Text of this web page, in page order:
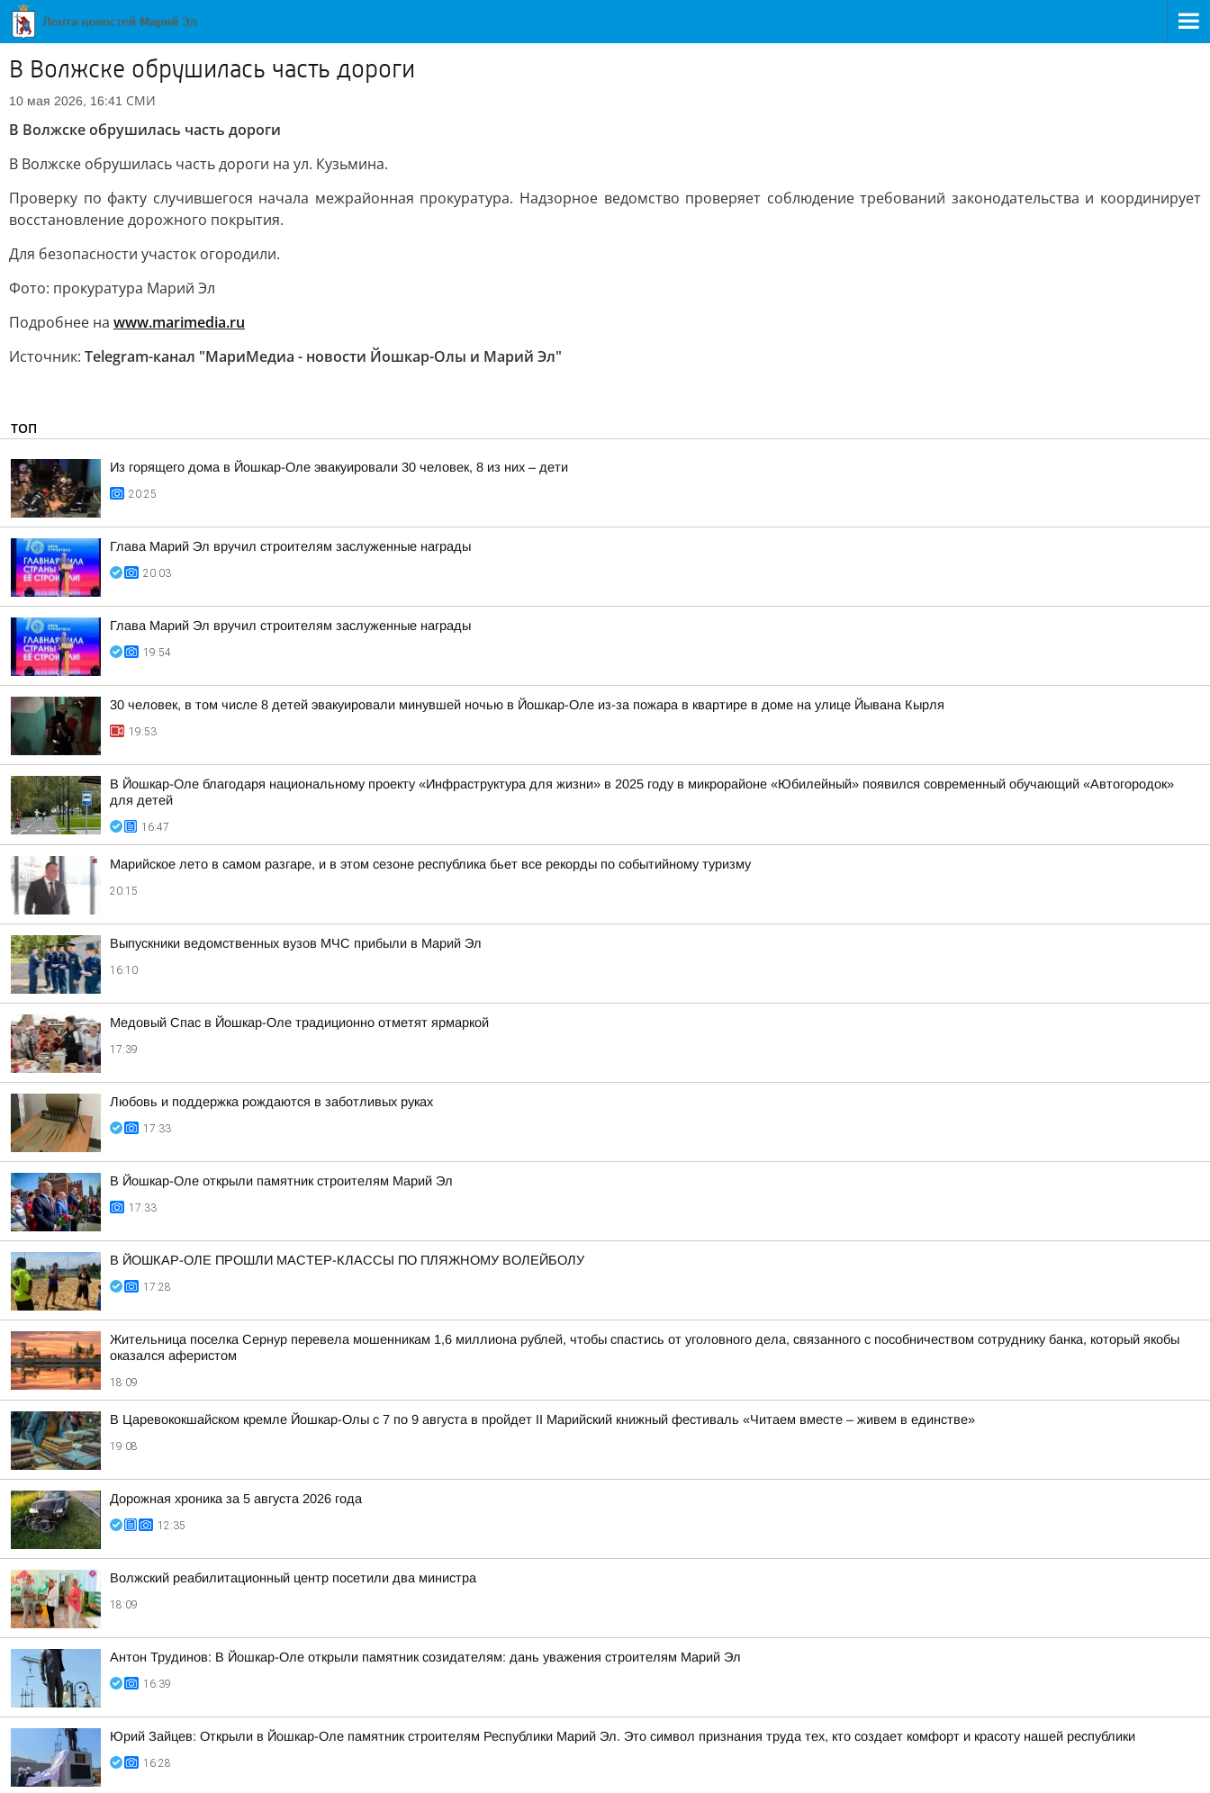
В Волжске обрушилась часть дороги
10 мая 2026, 16:41 СМИ
В Волжске обрушилась часть дороги
В Волжске обрушилась часть дороги на ул. Кузьмина.
Проверку по факту случившегося начала межрайонная прокуратура. Надзорное ведомство проверяет соблюдение требований законодательства и координирует
восстановление дорожного покрытия.
Для безопасности участок огородили.
Фото: прокуратура Марий Эл
Подробнее на www.marimedia.ru
Источник: Telegram-канал "МариМедиа - новости Йошкар-Олы и Марий Эл"
ТОП
Из горящего дома в Йошкар-Оле эвакуировали 30 человек, 8 из них – дети
20:25
Глава Марий Эл вручил строителям заслуженные награды
20:03
Глава Марий Эл вручил строителям заслуженные награды
19:54
30 человек, в том числе 8 детей эвакуировали минувшей ночью в Йошкар-Оле из-за пожара в квартире в доме на улице Йывана Кырля
19:53
В Йошкар-Оле благодаря национальному проекту «Инфраструктура для жизни» в 2025 году в микрорайоне «Юбилейный» появился современный обучающий «Автогородок»
для детей
16:47
Марийское лето в самом разгаре, и в этом сезоне республика бьет все рекорды по событийному туризму
20:15
Выпускники ведомственных вузов МЧС прибыли в Марий Эл
16:10
Медовый Спас в Йошкар-Оле традиционно отметят ярмаркой
17:39
Любовь и поддержка рождаются в заботливых руках
17:33
В Йошкар-Оле открыли памятник строителям Марий Эл
17:33
В ЙОШКАР-ОЛЕ ПРОШЛИ МАСТЕР-КЛАССЫ ПО ПЛЯЖНОМУ ВОЛЕЙБОЛУ
17:28
Жительница поселка Сернур перевела мошенникам 1,6 миллиона рублей, чтобы спастись от уголовного дела, связанного с пособничеством сотруднику банка, который якобы
оказался аферистом
18:09
В Царевококшайском кремле Йошкар-Олы с 7 по 9 августа в пройдет II Марийский книжный фестиваль «Читаем вместе – живем в единстве»
19:08
Дорожная хроника за 5 августа 2026 года
12:35
Волжский реабилитационный центр посетили два министра
18:09
Антон Трудинов: В Йошкар-Оле открыли памятник созидателям: дань уважения строителям Марий Эл
16:39
Юрий Зайцев: Открыли в Йошкар-Оле памятник строителям Республики Марий Эл. Это символ признания труда тех, кто создает комфорт и красоту нашей республики
16:28